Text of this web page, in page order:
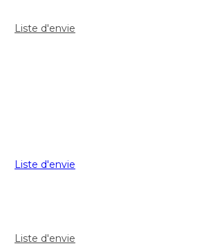
Liste d'envie
Liste d'envie
Liste d'envie